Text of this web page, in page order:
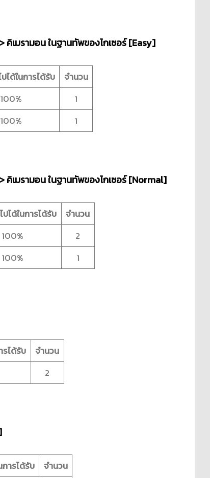
คิเมรามอนในฐานทัพของไกเซอร์ [Easy]
ได้ในการได้รับ
จำนวน
100%
1
100% 1
คิเมรามอนในฐานทัพของไกเซอร์ [Normal]
ปได้ในการได้รับ
จำนวน
100%
2
100% 1
รได้รับ
จำนวน
2
การได้รับ
จำนวน